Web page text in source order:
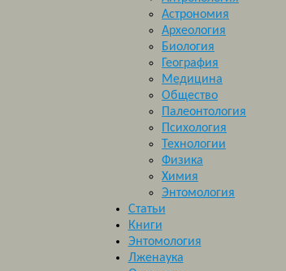
Астрономия
Археология
Биология
География
Медицина
Общество
Палеонтология
Психология
Технологии
Физика
Химия
Энтомология
Статьи
Книги
Энтомология
Лженаука